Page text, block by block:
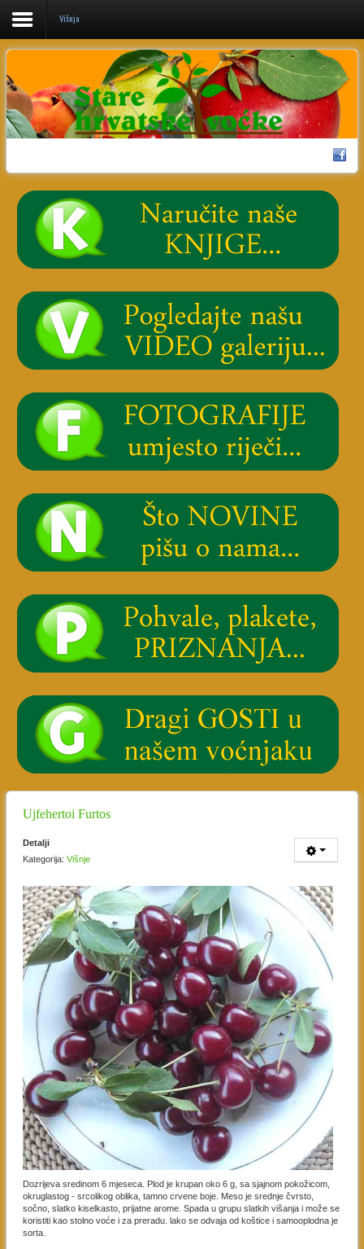
Višnja
Ujfehertoi Furtos
Detalji
Kategorija: Višnje
Dozrijeva sredinom 6 mjeseca. Plod je krupan oko 6 g, sa sjajnom pokožicom,
okruglastog - srcolikog oblika, tamno crvene boje. Meso je srednje čvrsto,
sočno, slatko kiselkasto, prijatne arome. Spada u grupu slatkih višanja i može se
koristiti kao stolno voće i za preradu. lako se odvaja od koštice i samooplodna je
sorta.